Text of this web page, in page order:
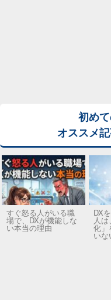
初め
オススメ
すぐ怒る人がいる職
場で、DXが機能しな
い本当の理由
DX
人
化」
いな